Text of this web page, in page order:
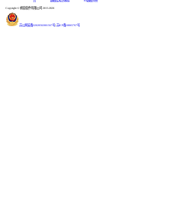
Copyright © 帆软软件有限公司 2015-2026
苏公网安备32020502001567号 苏ICP备18065767号